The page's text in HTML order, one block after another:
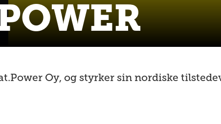
Oy, og styrker sin nordiske